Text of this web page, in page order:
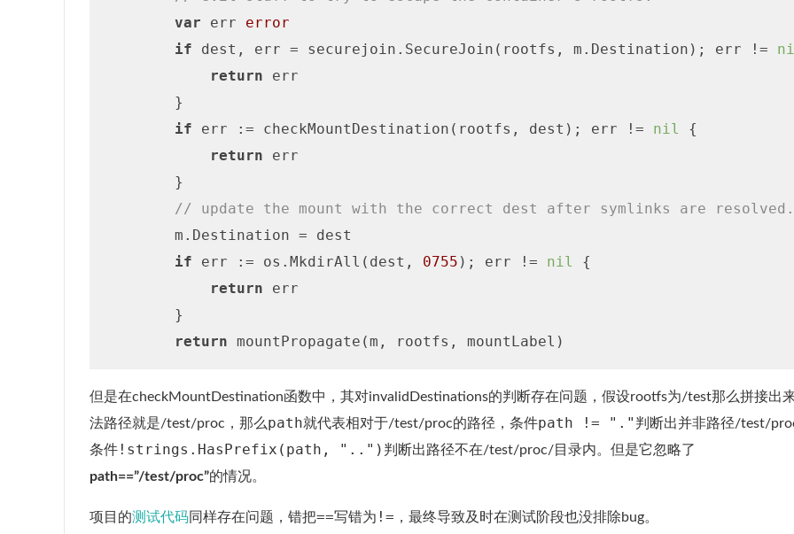
var err error
if dest, err = securejoin.SecureJoin(rootfs, m.Destination); err !=
return err
        }
if err := checkMountDestination(rootfs, dest); err != nil
{
return err
        }
// update the mount with the correct dest after symlinks are resolved.
        m.Destination = dest
if err := os.MkdirAll(dest, 0755 ); err != nil
{
return err
        }
return
但是在checkMountDestination函数中，其对invalidDestinations的判断存在问题，假设rootfs为/test那么拼接出
法路径就是/test/proc，那么path就代表相对于/test/proc的路径，条件path != "." 判断出并非路径/test/
条件 !strings.HasPrefix(path, "..") 判断出路径不在/test/proc/目录内。但是它忽略了
path==”/test/proc”的情况。
项目的测试代码 同样存在问题，错把==写错为 != ，最终导致及时在测试阶段也没排除bug。